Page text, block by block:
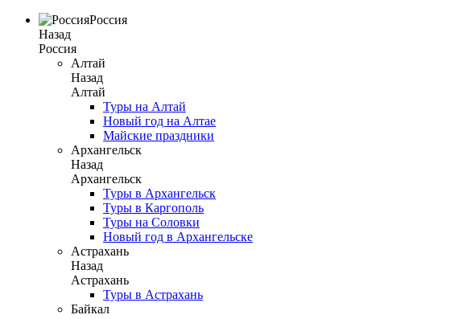
Россия
Назад
Россия
Алтай
Назад
Алтай
Туры на Алтай
Новый год на Алтае
Майские праздники
Архангельск
Назад
Архангельск
Туры в Архангельск
Туры в Каргополь
Туры на Соловки
Новый год в Архангельске
Астрахань
Назад
Астрахань
Туры в Астрахань
Байкал